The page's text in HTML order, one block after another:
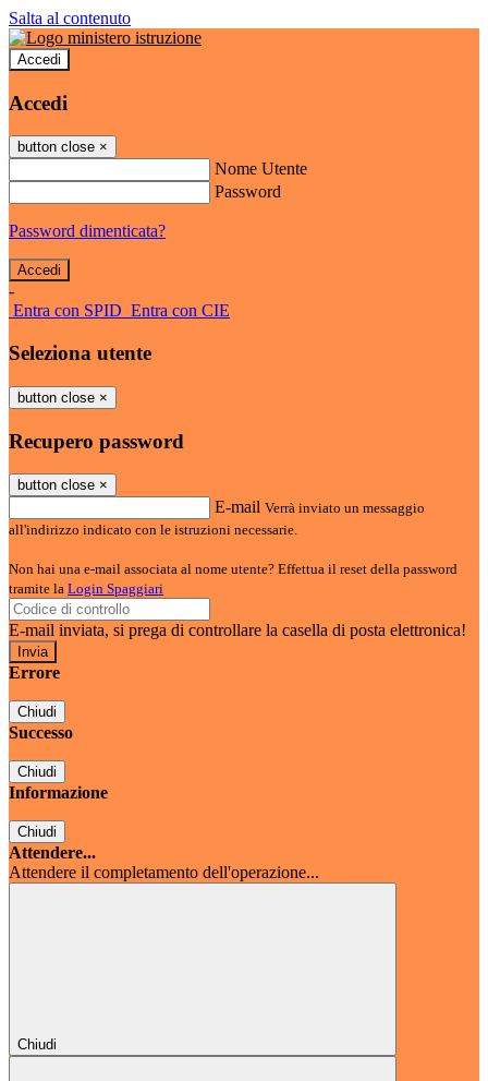
Salta al contenuto
Accedi
Accedi
button close ×
Nome Utente
Password
Password dimenticata?
-
Entra con SPID Entra con CIE
Seleziona utente
button close ×
Recupero password
button close ×
E-mail Verrà inviato un messaggio
all'indirizzo indicato con le istruzioni necessarie.
Non hai una e-mail associata al nome utente? Effettua il reset della password
tramite la Login Spaggiari
E-mail inviata, si prega di controllare la casella di posta elettronica!
Errore
Chiudi
Successo
Chiudi
Informazione
Chiudi
Attendere...
Attendere il completamento dell'operazione...
Chiudi